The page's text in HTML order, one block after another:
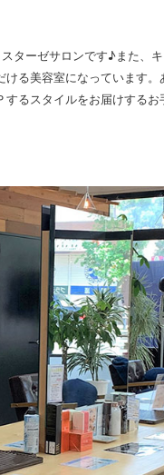
ターゼサロンです♪また、
る美容室になっています。
るスタイルをお届けする